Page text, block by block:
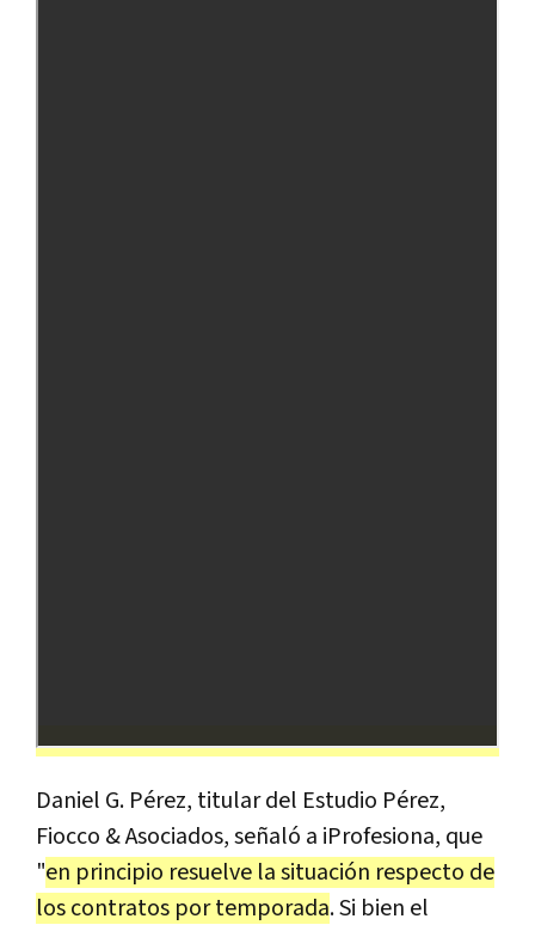
Daniel G. Pérez, titular del Estudio Pérez,
Fiocco & Asociados, señaló a iProfesiona, que
"en principio resuelve la situación respecto de
los contratos por temporada. Si bien el